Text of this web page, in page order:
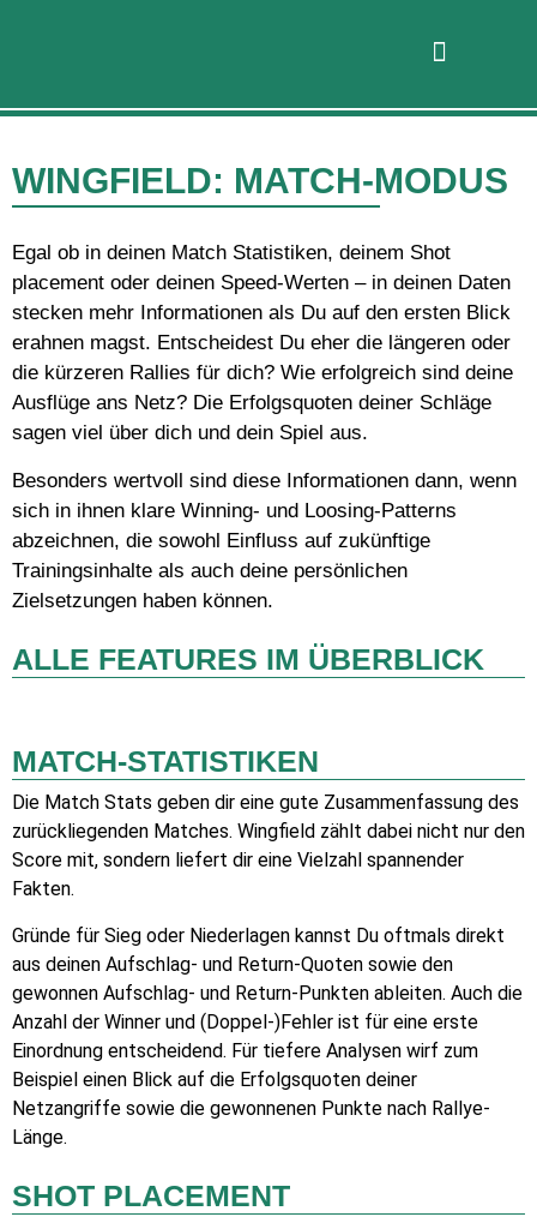
WINGFIELD: MATCH-MODUS
Egal ob in deinen Match Statistiken, deinem Shot
placement oder deinen Speed-Werten – in deinen Daten
stecken mehr Informationen als Du auf den ersten Blick
erahnen magst. Entscheidest Du eher die längeren oder
die kürzeren Rallies für dich? Wie erfolgreich sind deine
Ausflüge ans Netz? Die Erfolgsquoten deiner Schläge
sagen viel über dich und dein Spiel aus.
Besonders wertvoll sind diese Informationen dann, wenn
sich in ihnen klare Winning- und Loosing-Patterns
abzeichnen, die sowohl Einfluss auf zukünftige
Trainingsinhalte als auch deine persönlichen
Zielsetzungen haben können.
ALLE FEATURES IM ÜBERBLICK
MATCH-STATISTIKEN
Die Match Stats geben dir eine gute Zusammenfassung des
zurückliegenden Matches. Wingfield zählt dabei nicht nur den
Score mit, sondern liefert dir eine Vielzahl spannender
Fakten.
Gründe für Sieg oder Niederlagen kannst Du oftmals direkt
aus deinen Aufschlag- und Return-Quoten sowie den
gewonnen Aufschlag- und Return-Punkten ableiten. Auch die
Anzahl der Winner und (Doppel-)Fehler ist für eine erste
Einordnung entscheidend. Für tiefere Analysen wirf zum
Beispiel einen Blick auf die Erfolgsquoten deiner
Netzangriffe sowie die gewonnenen Punkte nach Rallye-
Länge.
SHOT PLACEMENT